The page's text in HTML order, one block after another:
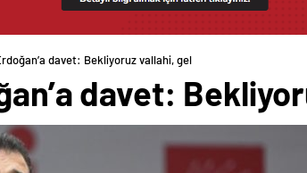
davet: Bekliyoruz vallahi, gel
davet: